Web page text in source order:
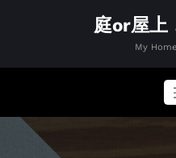
ス
庭or屋上
My